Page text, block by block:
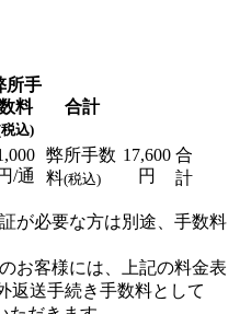
所手
料
込)
合計
/通
弊所手数
料(税込)
17,600
円
合
計
が必要な方は別途、手数料
お客様には、上記の料金表
返送手続き手数料として